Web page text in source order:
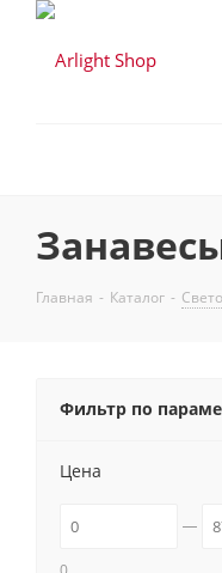
Главная - Каталог -
Фильтр по
Цена